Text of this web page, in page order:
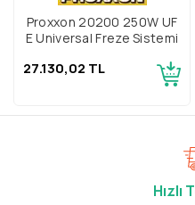
Proxxon 20200 250W UF
E Universal Freze Sistemi
27.130,02 TL
Hızlı